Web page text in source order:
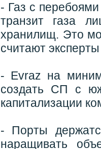
- Газ с
транзит газа
хранилищ. Это
считают
- Evraz на
создать СП с
капитализации
- Порты
наращивать